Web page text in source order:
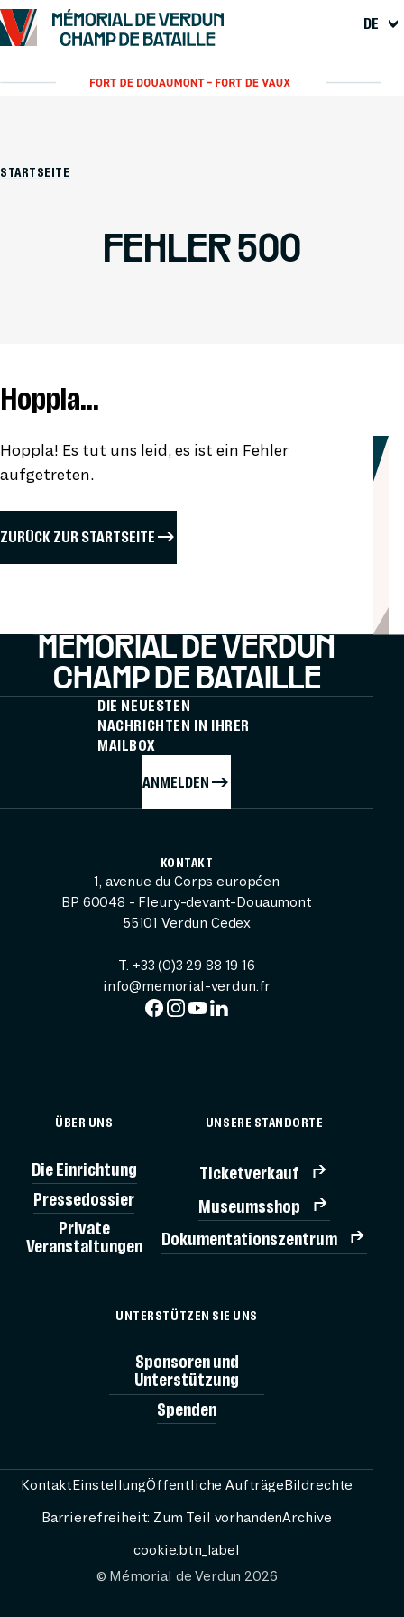
BESUCH
DE
STARTSEITE
FEHLER 500
Hoppla...
Hoppla! Es tut uns leid, es ist ein Fehler
aufgetreten.
ZURÜCK ZUR STARTSEITE
MÉMORIAL DE VERDUN
CHAMP DE BATAILLE
DIE NEUESTEN
NACHRICHTEN IN IHRER
MAILBOX
ANMELDEN
KONTAKT
1, avenue du Corps européen
BP 60048 - Fleury-devant-Douaumont
55101 Verdun Cedex
T. +33 (0)3 29 88 19 16
info@memorial-verdun.fr
ÜBER UNS
Die Einrichtung
Pressedossier
Private
Veranstaltungen
UNSERE STANDORTE
Ticketverkauf
Museumsshop
Dokumentationszentrum
UNTERSTÜTZEN SIE UNS
Sponsoren und
Unterstützung
Spenden
© Mémorial de Verdun 2026
KontaktEinstellungÖffentliche AufträgeBildrechte
Barrierefreiheit: Zum Teil vorhandenArchive
cookie.btn_label